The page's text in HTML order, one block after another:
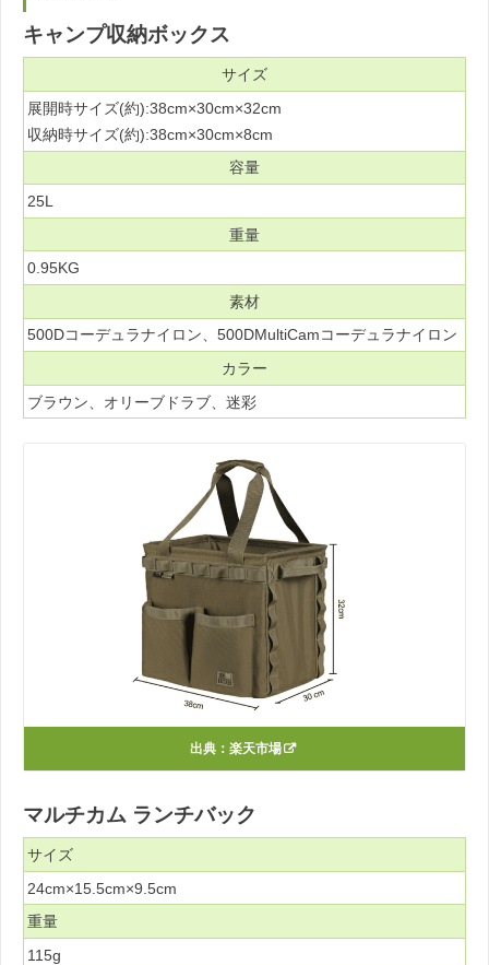
キャンプ収納ボックス
サイズ
展開時サイズ(約):38cm×30cm×32cm
収納時サイズ(約):38cm×30cm×8cm
容量
25L
重量
0.95KG
素材
500Dコーデュラナイロン、500DMultiCamコーデュラナイロン
カラー
ブラウン、オリーブドラブ、迷彩
出典： 楽天市場
マルチカム ランチバック
サイズ
24cm×15.5cm×9.5cm
重量
115g